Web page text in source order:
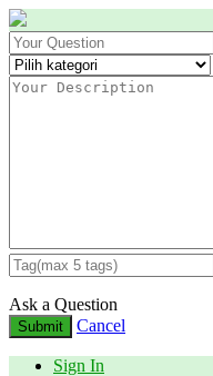
Ask a Question
Submit Cancel
Sign In